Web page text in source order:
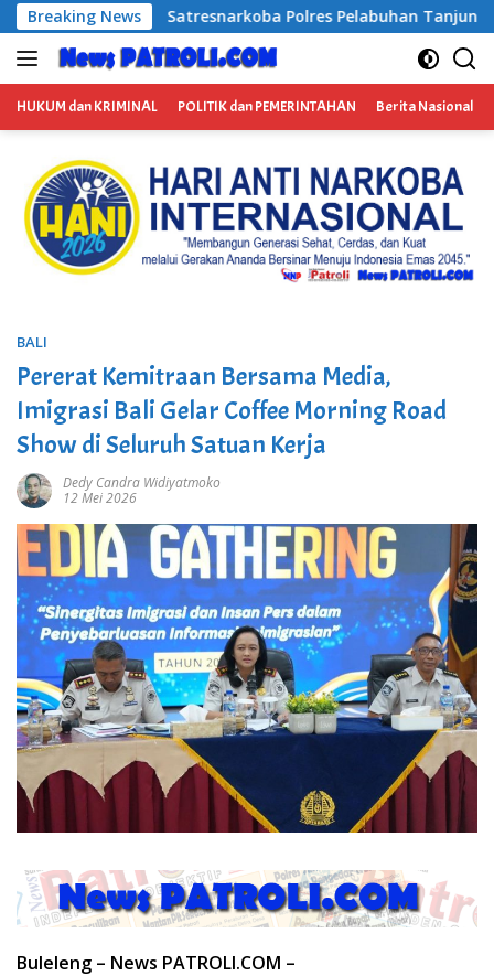
Langsung
ke
konten
Breaking News
Polres Pelabuhan Tanjung Perak Bongkar Tiga Jaringan
HUKUM dan KRIMINAL POLITIK dan PEMERINTAHAN Berita Nasional
BALI
Pererat Kemitraan Bersama Media,
Imigrasi Bali Gelar Coffee Morning Road
Show di Seluruh Satuan Kerja
Dedy Candra Widiyatmoko
12 Mei 2026
Buleleng – News PATROLI.COM –